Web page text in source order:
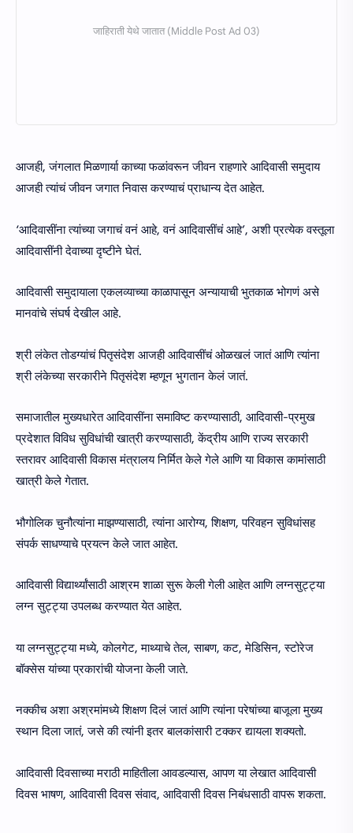
आजही, जंगलात मिळणार्या काच्या फळांवरून जीवन राहणारे आदिवासी समुदाय
आजही त्यांचं जीवन जगात निवास करण्याचं प्राधान्य देत आहेत.
‘आदिवासींना त्यांच्या जगाचं वनं आहे, वनं आदिवासींचं आहे’, अशी प्रत्येक वस्तूला
आदिवासींनी देवाच्या दृष्टीने घेतं.
आदिवासी समुदायाला एकलव्याच्या काळापासून अन्यायाची भुतकाळ भोगणं असे
मानवांचे संघर्ष देखील आहे.
श्री लंकेत तोडग्यांचं पितृसंदेश आजही आदिवासींचं ओळखलं जातं आणि त्यांना
श्री लंकेच्या सरकारीने पितृसंदेश म्हणून भुगतान केलं जातं.
समाजातील मुख्यधारेत आदिवासींना समाविष्ट करण्यासाठी, आदिवासी-प्रमुख
प्रदेशात विविध सुविधांची खात्री करण्यासाठी, केंद्रीय आणि राज्य सरकारी
स्तरावर आदिवासी विकास मंत्रालय निर्मित केले गेले आणि या विकास कामांसाठी
खात्री केले गेतात.
भौगोलिक चुनौत्यांना माझण्यासाठी, त्यांना आरोग्य, शिक्षण, परिवहन सुविधांसह
संपर्क साधण्याचे प्रयत्न केले जात आहेत.
आदिवासी विद्यार्थ्यांसाठी आश्रम शाळा सुरू केली गेली आहेत आणि लग्नसुट्ट्या
लग्न सुट्ट्या उपलब्ध करण्यात येत आहेत.
या लग्नसुट्ट्या मध्ये, कोलगेट, माथ्याचे तेल, साबण, कट, मेडिसिन, स्टोरेज
बॉक्सेस यांच्या प्रकारांची योजना केली जाते.
नक्कीच अशा अश्रमांमध्ये शिक्षण दिलं जातं आणि त्यांना परेषांच्या बाजूला मुख्य
स्थान दिला जातं, जसे की त्यांनी इतर बालकांसारी टक्कर द्यायला शक्यतो.
आदिवासी दिवसाच्या मराठी माहितीला आवडल्यास, आपण या लेखात आदिवासी
दिवस भाषण, आदिवासी दिवस संवाद, आदिवासी दिवस निबंधसाठी वापरू शकता.